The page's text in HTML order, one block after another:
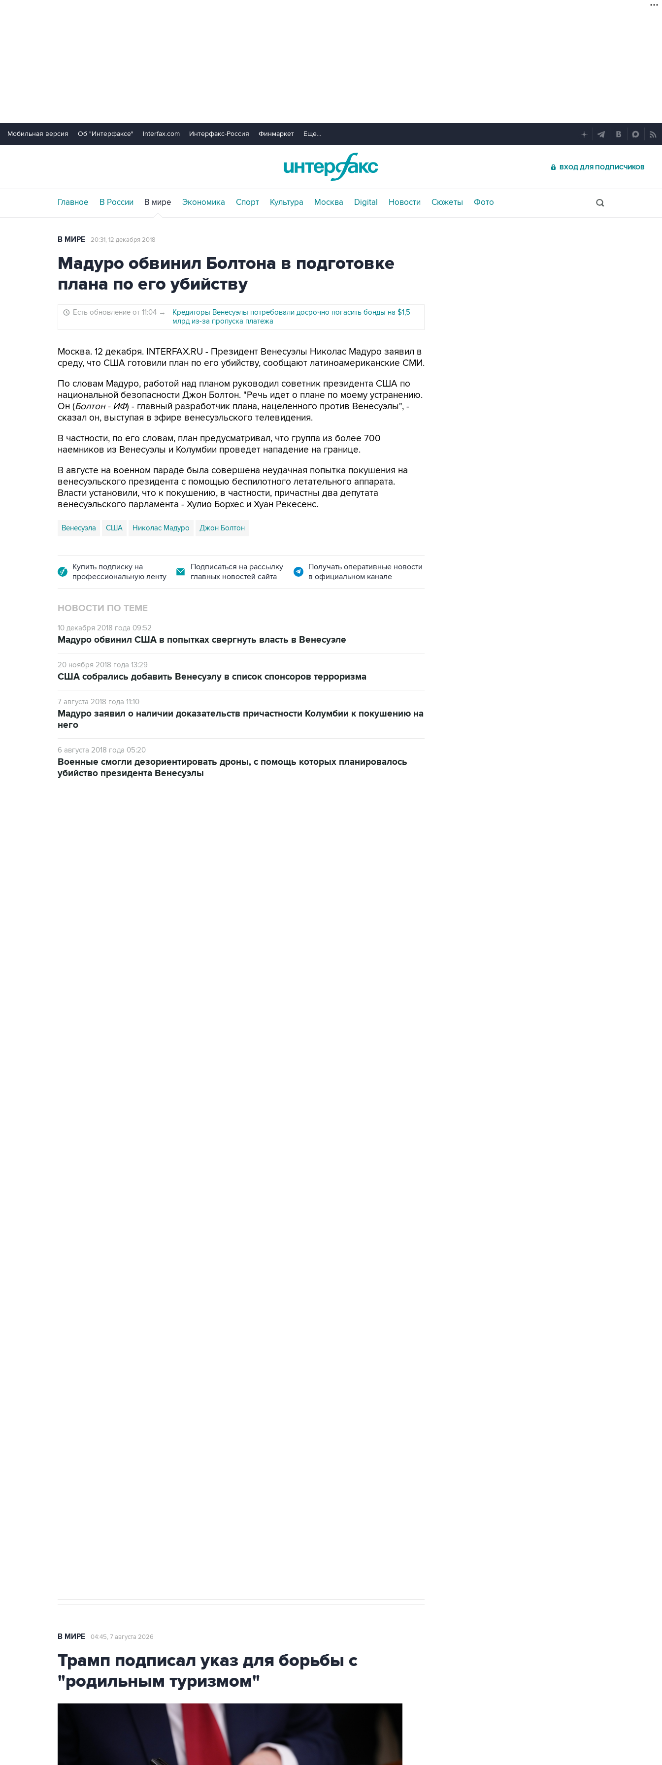
Мобильная версия Об "Интерфаксе" Interfax.com Интерфакс-Россия Финмаркет Еще...
ВХОД ДЛЯ ПОДПИСЧИКОВ
Главное В России В мире Экономика Спорт Культура Москва Digital Новости Сюжеты Фото
В МИРЕ 20:31, 12 декабря 2018
Мадуро обвинил Болтона в подготовке
плана по его убийству
Есть обновление от 11:04 →
Кредиторы Венесуэлы потребовали досрочно погасить бонды на $1,5
млрд из-за пропуска платежа
Москва. 12 декабря. INTERFAX.RU - Президент Венесуэлы Николас Мадуро заявил в
среду, что США готовили план по его убийству, сообщают латиноамериканские СМИ.
По словам Мадуро, работой над планом руководил советник президента США по
национальной безопасности Джон Болтон. "Речь идет о плане по моему устранению.
Он (Болтон - ИФ) - главный разработчик плана, нацеленного против Венесуэлы", -
сказал он, выступая в эфире венесуэльского телевидения.
В частности, по его словам, план предусматривал, что группа из более 700
наемников из Венесуэлы и Колумбии проведет нападение на границе.
В августе на военном параде была совершена неудачная попытка покушения на
венесуэльского президента с помощью беспилотного летательного аппарата.
Власти установили, что к покушению, в частности, причастны два депутата
венесуэльского парламента - Хулио Борхес и Хуан Рекесенс.
Венесуэла США Николас Мадуро Джон Болтон
Купить подписку на
профессиональную ленту
Подписаться на рассылку
главных новостей сайта
Получать оперативные новости
в официальном канале
НОВОСТИ ПО ТЕМЕ
10 декабря 2018 года 09:52
Мадуро обвинил США в попытках свергнуть власть в Венесуэле
20 ноября 2018 года 13:29
США собрались добавить Венесуэлу в список спонсоров терроризма
7 августа 2018 года 11:10
Мадуро заявил о наличии доказательств причастности Колумбии к покушению на
него
6 августа 2018 года 05:20
Военные смогли дезориентировать дроны, с помощь которых планировалось
убийство президента Венесуэлы
В МИРЕ 04:45, 7 августа 2026
Трамп подписал указ для борьбы с
"родильным туризмом"